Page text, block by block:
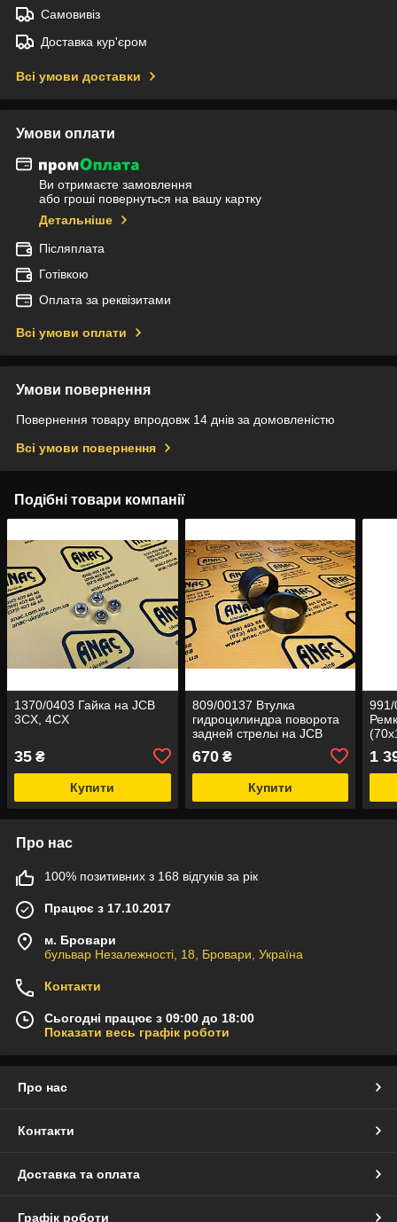
Самовивіз
Доставка кур'єром
Всі умови доставки
Умови оплати
Ви отримаєте замовлення
або гроші повернуться на вашу картку
Детальніше
Післяплата
Готівкою
Оплата за реквізитами
Всі умови оплати
Умови повернення
Повернення товару впродовж 14 днів за домовленістю
Всі умови повернення
Подібні товари компанії
1370/0403 Гайка на JCB
3CX, 4CX
35 ₴
Купити
809/00137 Втулка
гидроцилиндра поворота
задней стрелы на JCB
670₴
Купити
1
Про нас
100% позитивних з 168 відгуків за рік
Працює з 17.10.2017
м. Бровари
бульвар Незалежності, 18, Бровари, Україна
Контакти
Сьогодні працює з 09:00 до 18:00
Показати весь графік роботи
Про нас
Контакти
Доставка та оплата
Графік роботи